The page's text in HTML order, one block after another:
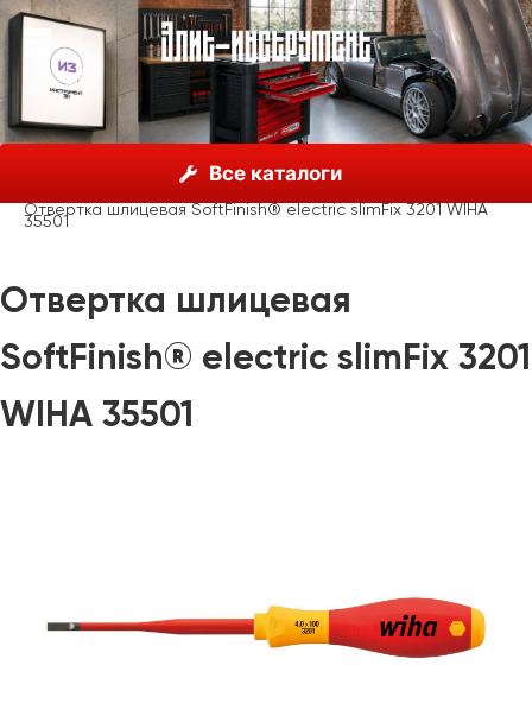
Все каталоги
Инструмент Wiha, Германия
Wiha SoftFinish® electric slimFix
Отвертка шлицевая SoftFinish® electric slimFix 3201 WIHA
35501
Отвертка шлицевая
SoftFinish® electric slimFix 3201
WIHA 35501